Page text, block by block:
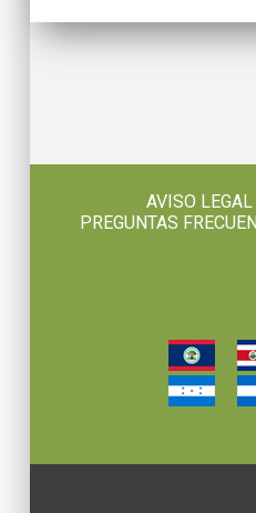
AVISO LEGAL
PREGUNTAS